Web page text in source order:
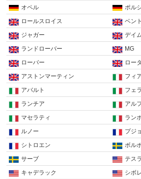
オペル
ポル
ロールスロイス
ベン
ジャガー
デイ
ランドローバー
MG
ローバー
ロー
アストンマーティン
フィ
アバルト
フェ
ランチア
アル
マセラティ
ラン
ルノー
プジ
シトロエン
ボル
サーブ
テスラ
キャデラック
シボ